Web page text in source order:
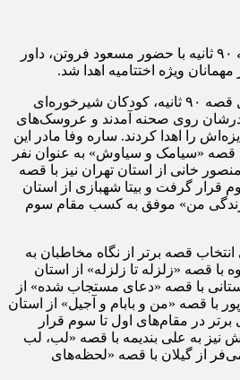
در ادامه مراسم جوایز قصه ۹۰ ثانیه با حضور مسعود فروتن، داور
ویژه اختتامیه اهدا شد.
برگزیده منتخب در رتبه اول قصه ۹۰ ثانیه، کودکان شیرخوره‌ای
روی صحنه آمدند و عروسک‌های
را اهدا کردند. ساره وفا مادر این
قصه «سیامک و سیاوش» به عنوان نفر
خانی از استان تهران نیز با قصه
قرار گرفت و بیتا شهبازی از استان
من» موفق به کسب مقام سوم
قصه برتر از نگاه مخاطبان به
قصه «زلزله تا زلزله» از استان
با قصه «دعای مستجاب شده» از
با قصه «من و بابام و آجیل» از استان
برتر در مقام‌های اول تا سوم قرار
نیز به علی بندیمه با قصه «لب، لب
از گیلان با قصه «لحظه‌های